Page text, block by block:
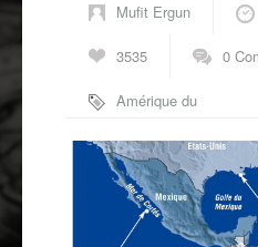
Autres spécialités
Mufit Ergun
3535 0
Amérique du
conquistadores,
Espagne